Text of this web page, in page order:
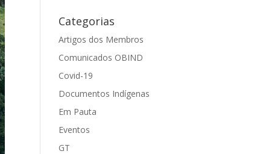
Categorias
Artigos dos Membros
Comunicados OBIND
Covid-19
Documentos Indígenas
Em Pauta
Eventos
GT